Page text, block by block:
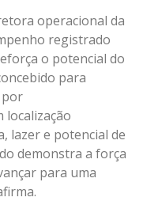
operacional da
registrado
o potencial do
para
por
localização
lazer e potencial de
demonstra a força
para uma